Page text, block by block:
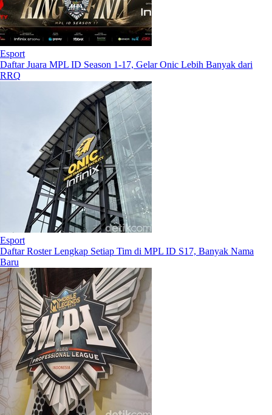
Esport
Daftar Juara MPL ID Season 1-17, Gelar Onic Lebih Banyak dari
RRQ
Esport
Daftar Roster Lengkap Setiap Tim di MPL ID S17, Banyak Nama
Baru